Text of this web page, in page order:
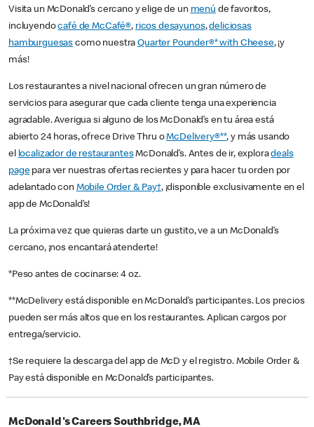
Visita un McDonald’s cercano y elige de un menú de favoritos,
incluyendocafé de McCafé®, ricos desayunos,deliciosas
hamburguesas como nuestraQuarter Pounder®* with Cheese, ¡y
más!
Los restaurantes a nivel nacional ofrecen un gran número de
servicios para asegurar que cada cliente tenga una experiencia
agradable. Averigua si alguno de los McDonald’s en tu área está
abierto 24 horas, ofrece Drive Thru oMcDelivery®**, y más usando
el localizador de restaurantesMcDonald’s. Antes de ir, exploradeals
pagepara ver nuestras ofertas recientes y para hacer tu orden por
adelantado con Mobile Order & Pay†, ¡disponible exclusivamente en el
app de McDonald’s!
La próxima vez que quieras darte un gustito, ve a un McDonald’s
cercano, ¡nos encantará atenderte!
*Peso antes de cocinarse: 4 oz.
**McDelivery está disponible en McDonald’s participantes. Los precios
pueden ser más altos que en los restaurantes. Aplican cargos por
entrega/servicio.
†Se requiere la descarga del app de McD y el registro. Mobile Order &
Pay está disponible en McDonald’s participantes.
McDonald's Careers Southbridge, MA